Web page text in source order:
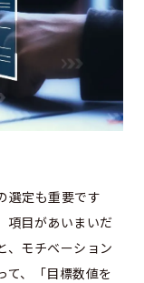
選定も重要です
項目があいまいだ
、モチベーション
て、「目標数値を